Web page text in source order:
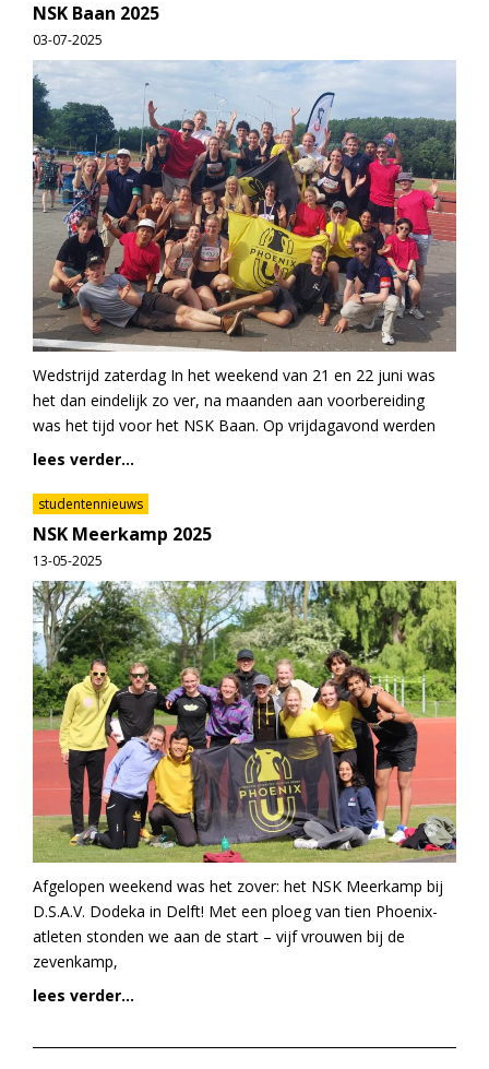
NSK Baan 2025
03-07-2025
Wedstrijd zaterdag In het weekend van 21 en 22 juni was
het dan eindelijk zo ver, na maanden aan voorbereiding
was het tijd voor het NSK Baan. Op vrijdagavond werden
lees verder...
studentennieuws
NSK Meerkamp 2025
13-05-2025
Afgelopen weekend was het zover: het NSK Meerkamp bij
D.S.A.V. Dodeka in Delft! Met een ploeg van tien Phoenix-
atleten stonden we aan de start – vijf vrouwen bij de
zevenkamp,
lees verder...